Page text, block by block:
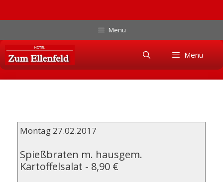
Inhalt
springen
Menu
Skip
content
Menü
Montag 27.02.2017
Spießbraten m. hausgem.
Kartoffelsalat - 8,90 €